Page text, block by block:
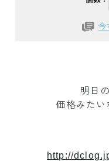
明日
価格みたい
http://